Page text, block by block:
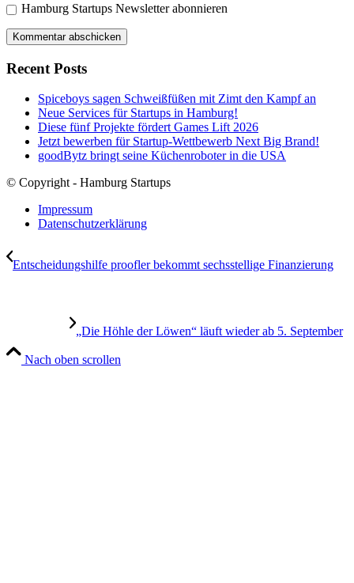
Hamburg Startups Newsletter abonnieren
Recent Posts
Spiceboys sagen Schweißfüßen mit Zimt den Kampf an
Neue Services für Startups in Hamburg!
Diese fünf Projekte fördert Games Lift 2026
Jetzt bewerben für Startup-Wettbewerb Next Big Brand!
goodBytz bringt seine Küchenroboter in die USA
© Copyright - Hamburg Startups
Impressum
Datenschutzerklärung
Entscheidungshilfe proofler bekommt sechsstellige Finanzierung
„Die Höhle der Löwen“ läuft wieder ab 5. September
Nach oben scrollen